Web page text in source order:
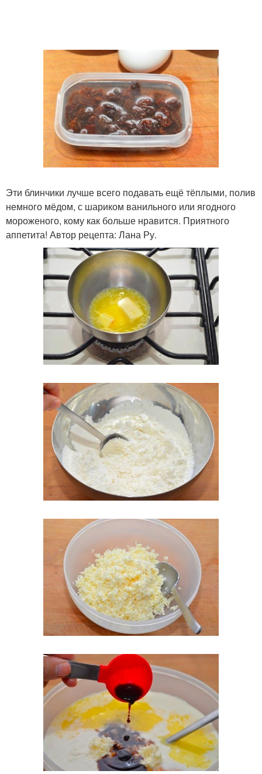
Эти блинчики лучше всего подавать ещё тёплыми, полив
немного мёдом, с шариком ванильного или ягодного
мороженого, кому как больше нравится. Приятного
аппетита! Автор рецепта: Лана Ру.